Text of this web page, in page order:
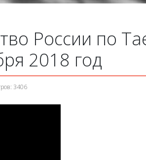
России по
2018 год
3406